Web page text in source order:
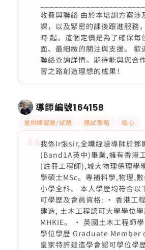
收費與聯絡 由於本培訓方案涉
課，以及緊密的課後跟進服務
時 起。這個定價是為了確保每
面、最細緻的關注與支援。 歡
聯絡查詢詳情。期待能與您合
習之路創造理想的成果！
導師編號164158
提供練習題/試題 應試策略 細心
我係Ir張sir,全職經驗導師於鄧
(Band1A英中)畢業,擁有香港
(註冊工程師),城大物理係理學
學碩士MSc。專補科學,物理,
小學全科。 本人學歷均符合以
可學歷及會員資格: • 香港工
建造, 土木工程認可大學學位
MHKIE。 • 英國土木工程師
學位學歷 Graduate Member
皇家特許建造學會認可學位學